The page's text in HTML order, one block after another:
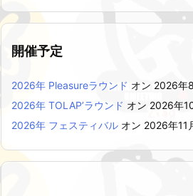
開催予定
2026年 Pleasureラウンド オン 2026年
2026年 TOLAP’ラウンド オン 2026年
2026年 フェスティバル オン 2026年11